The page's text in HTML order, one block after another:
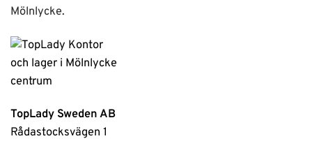
Mölnlycke.
TopLady Sweden AB
Rådastocksvägen 1